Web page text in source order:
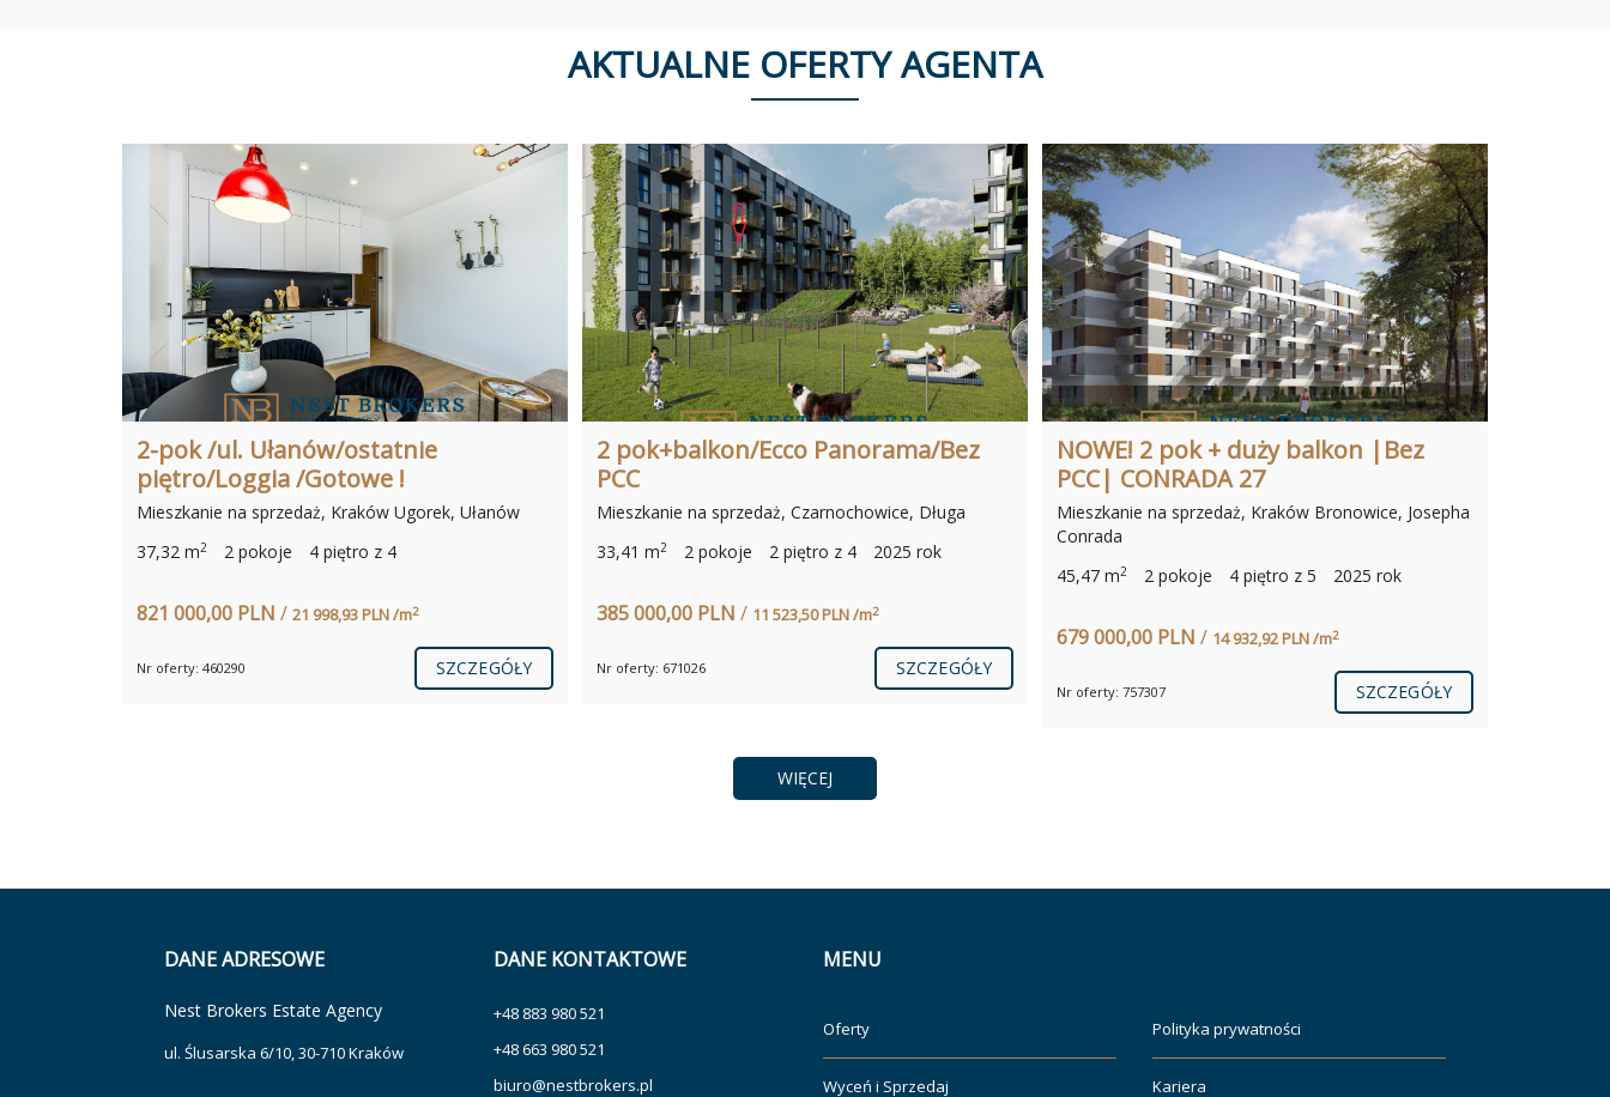
AKTUALNE OFERTY AGENTA
2-pok /ul. Ułanów/ostatnie
piętro/Loggia /Gotowe !
Mieszkanie na sprzedaż, Kraków Ugorek, Ułanów
37,32 m2 2 pokoje 4 piętro z 4
821 000,00 PLN / 21 998,93 PLN /m2
Nr oferty: 460290 SZCZEGÓŁY
2 pok+balkon/Ecco Panorama/Bez
PCC
Mieszkanie na sprzedaż, Czarnochowice, Długa
33,41 m2 2 pokoje 2 piętro z 4 2025 rok
385 000,00 PLN / 11 523,50 PLN /m2
Nr oferty: 671026 SZCZEGÓŁY
NOWE! 2 pok + duży balkon |Bez
PCC| CONRADA 27
Mieszkanie na sprzedaż, Kraków Bronowice, Josepha
Conrada
45,47 m2 2 pokoje 4 piętro z 5 2025 rok
679 000,00 PLN / 14 932,92 PLN /m2
Nr oferty: 757307 SZCZEGÓŁY
WIĘCEJ
DANE ADRESOWE
Nest Brokers Estate Agency
ul. Ślusarska 6/10, 30-710 Kraków
DANE KONTAKTOWE
+48 883 980 521
+48 663 980 521
biuro@nestbrokers.pl
MENU
Oferty
Wyceń i Sprzedaj
Polityka prywatności
Kariera